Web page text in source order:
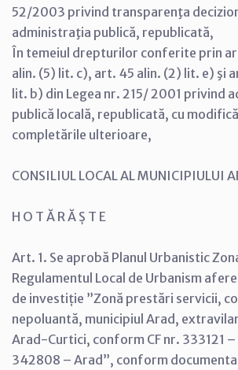
52/2003 privind transparenţa
administraţia publică, republicată,
În temeiul drepturilor conferite prin
alin. (5) lit. c), art. 45 alin. (2) lit. e) şi
lit. b) din Legea nr. 215/ 2001 privind
publică locală, republicată, cu
completările ulterioare,
CONSILIUL LOCAL AL MUNICIPIULUI
H O T Ă R Ă Ș T E
Art. 1. Se aprobă Planul Urbanistic
Regulamentul Local de Urbanism
de investiție ”Zonă prestări servicii,
nepoluantă, municipiul Arad,
Arad-Curtici, conform CF nr. 333121 –
342808 – Arad”, conform